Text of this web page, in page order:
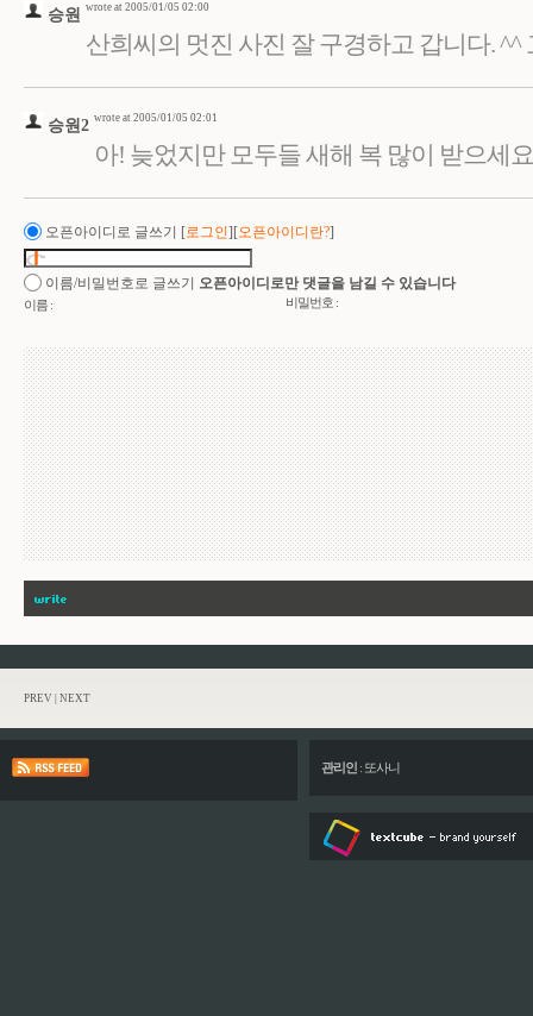
승원 wrote at 2005/01/05 02:00
산희씨의 멋진 사진 잘 구경하고 갑니다.
승원2 wrote at 2005/01/05 02:01
아! 늦었지만 모두들 새해 복 많이 받으세
오픈아이디로 글쓰기 [로그인][오픈아이디란?]
이름/비밀번호로 글쓰기 오픈아이디로만 댓글을 남길 수 있습니다
이름 : 비밀번호 :
PREV NEXT
관리인 : 또사니